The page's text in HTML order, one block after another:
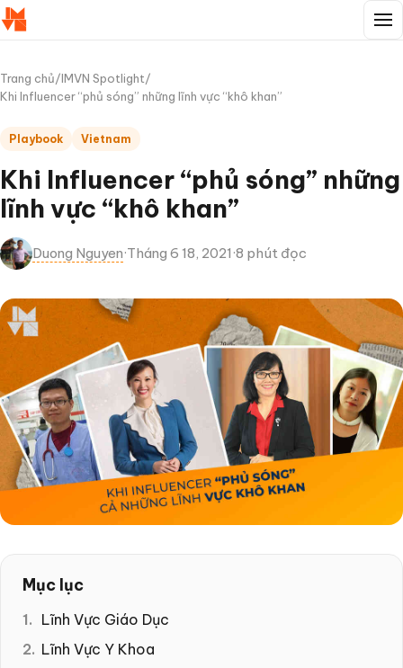
Trang chủ/IMVN Spotlight/
Khi Influencer “phủ sóng” những lĩnh vực “khô khan”
Playbook Vietnam
Khi Influencer “phủ sóng” những
lĩnh vực “khô khan”
Duong Nguyen·Tháng 6 18, 2021 ·8 phút đọc
Mục lục
Lĩnh Vực Giáo Dục
Lĩnh Vực Y Khoa